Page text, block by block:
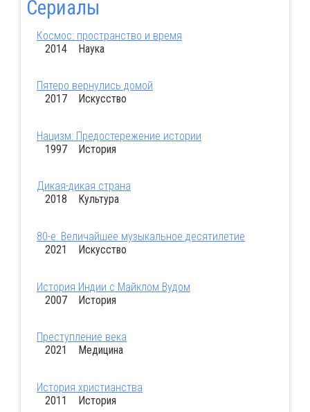
Сериалы
Космос: пространство и время
2014 Наука
Пятеро вернулись домой
2017 Искусство
Нацизм: Предостережение истории
1997 История
Дикая-дикая страна
2018 Культура
80-е: Величайшее музыкальное десятилетие
2021 Искусство
История Индии с Майклом Вудом
2007 История
Преступление века
2021 Медицина
История христианства
2011 История